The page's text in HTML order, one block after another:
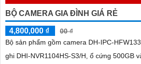
BỘ CAMERA GIA ĐÌNH GIÁ RẺ
4,800,000 ₫
00 ₫
Bộ sản phẩm gồm camera DH-IPC-
ghi DHI-NVR1104HS-S3/H, ổ cứng 500GB